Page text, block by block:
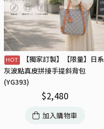
【獨家訂製】【限量】日系
灰波點真皮拼接手提斜背包
(YG393)
$2,480
加入購物車